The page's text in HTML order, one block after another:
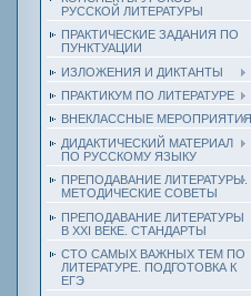
РУССКОЙ ЛИТЕРАТУРЫ
ПРАКТИЧЕСКИЕ ЗАДАНИЯ ПО
ПУНКТУАЦИИ
ИЗЛОЖЕНИЯ И ДИКТАНТЫ
ПРАКТИКУМ ПО ЛИТЕРАТУРЕ
ВНЕКЛАССНЫЕ МЕРОПРИЯТИЯ
ДИДАКТИЧЕСКИЙ МАТЕРИАЛ
ПО РУССКОМУ ЯЗЫКУ
ПРЕПОДАВАНИЕ ЛИТЕРАТУРЫ.
МЕТОДИЧЕСКИЕ СОВЕТЫ
ПРЕПОДАВАНИЕ ЛИТЕРАТУРЫ
В XXI ВЕКЕ. СТАНДАРТЫ
СТО САМЫХ ВАЖНЫХ ТЕМ ПО
ЛИТЕРАТУРЕ. ПОДГОТОВКА К
ЕГЭ